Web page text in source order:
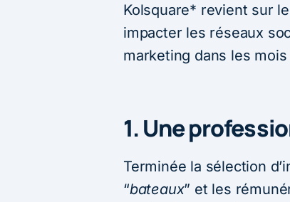
Kolsquare* revient sur
impacter les réseaux
marketing dans les mois
1. Une
Terminée la sélection
“bateaux” et les